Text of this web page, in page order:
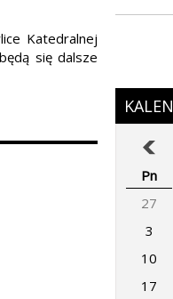
Katedralnej
się dalsze
Pn
27
3
10
17